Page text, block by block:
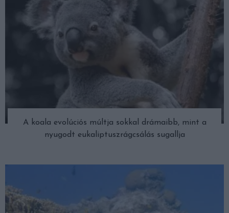
A koala evolúciós múltja sokkal drámaibb, mint a
nyugodt eukaliptuszrágcsálás sugallja